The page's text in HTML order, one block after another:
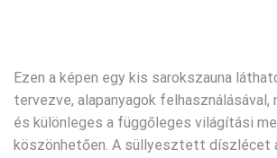
Ezen a képen egy kis sarokszauna
tervezve, alapanyagok felhasználásával,
és különleges a függőleges világítási
köszönhetően. A süllyesztett díszlécet